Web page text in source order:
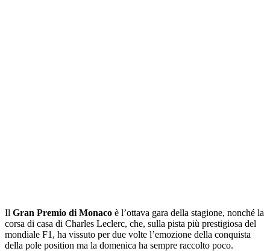
Il Gran Premio di Monaco è l’ottava gara della stagione, nonché la
corsa di casa di Charles Leclerc, che, sulla pista più prestigiosa del
mondiale F1, ha vissuto per due volte l’emozione della conquista
della pole position ma la domenica ha sempre raccolto poco.